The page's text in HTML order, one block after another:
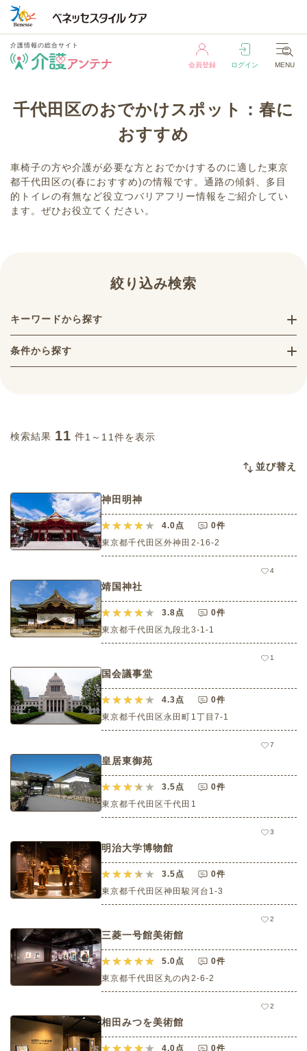
介護情報の総合サイト
会員登録 ログイン MENU
会員登録 ログイン MENU
千代田区のおでかけスポット：春に
おすすめ
車椅子の方や介護が必要な方とおでかけするのに適した東京
都千代田区の(春におすすめ)の情報です。通路の傾斜、多目
的トイレの有無など役立つバリアフリー情報をご紹介してい
ます。ぜひお役立てください。
絞り込み検索
キーワードから探す
条件から探す
検索結果 11 件1～11件を表示
並び替え
神田明神
4.0点
0件
東京都千代田区外神田2-16-2
4
靖国神社
3.8点
0件
東京都千代田区九段北3-1-1
1
国会議事堂
4.3点
0件
東京都千代田区永田町1丁目7-1
7
皇居東御苑
3.5点
0件
東京都千代田区千代田1
3
明治大学博物館
3.5点
0件
東京都千代田区神田駿河台1-3
2
三菱一号館美術館
5.0点
0件
東京都千代田区丸の内2-6-2
2
相田みつを美術館
4.0点
0件